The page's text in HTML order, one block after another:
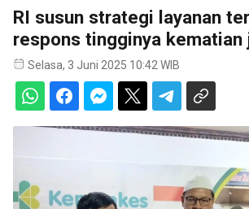
RI susun strategi layanan
respons tingginya kematian
Selasa, 3 Juni 2025 10:42 WIB